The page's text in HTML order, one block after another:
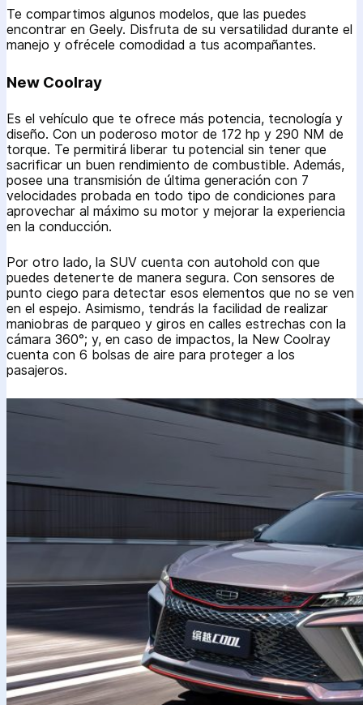
Te compartimos algunos modelos, que las puedes
encontrar en Geely. Disfruta de su versatilidad durante el
manejo y ofrécele comodidad a tus acompañantes.
New Coolray
Es el vehículo que te ofrece más potencia, tecnología y
diseño. Con un poderoso motor de 172 hp y 290 NM de
torque. Te permitirá liberar tu potencial sin tener que
sacrificar un buen rendimiento de combustible. Además,
posee una transmisión de última generación con 7
velocidades probada en todo tipo de condiciones para
aprovechar al máximo su motor y mejorar la experiencia
en la conducción.
Por otro lado, la SUV cuenta con autohold con que
puedes detenerte de manera segura. Con sensores de
punto ciego para detectar esos elementos que no se ven
en el espejo. Asimismo, tendrás la facilidad de realizar
maniobras de parqueo y giros en calles estrechas con la
cámara 360°; y, en caso de impactos, la New Coolray
cuenta con 6 bolsas de aire para proteger a los
pasajeros.